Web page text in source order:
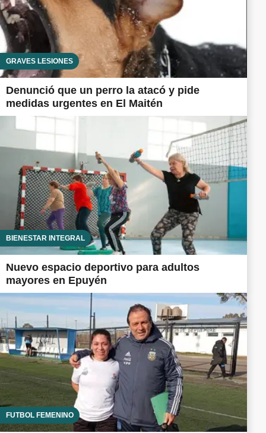
GRAVES LESIONES
Denunció que un perro la atacó y pide
medidas urgentes en El Maitén
BIENESTAR INTEGRAL
Nuevo espacio deportivo para adultos
mayores en Epuyén
FUTBOL FEMENINO